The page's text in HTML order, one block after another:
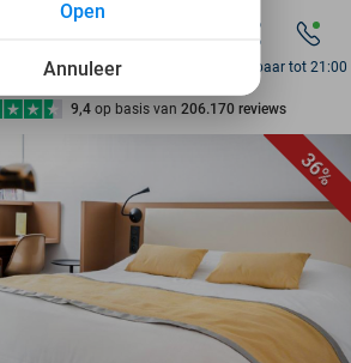
7 dagen per week beschikbaar
10+ miljoen leden
9,4 op basis van 206.170 reviews
7 dagen per week beschikbaar
10+ miljoen leden
Bereikbaar tot 21:00
36%
Annuleer
Open